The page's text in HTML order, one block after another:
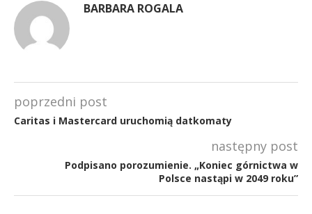
BARBARA ROGALA
poprzedni post
Caritas i Mastercard uruchomią datkomaty
następny post
Podpisano porozumienie. „Koniec górnictwa w
Polsce nastąpi w 2049 roku”